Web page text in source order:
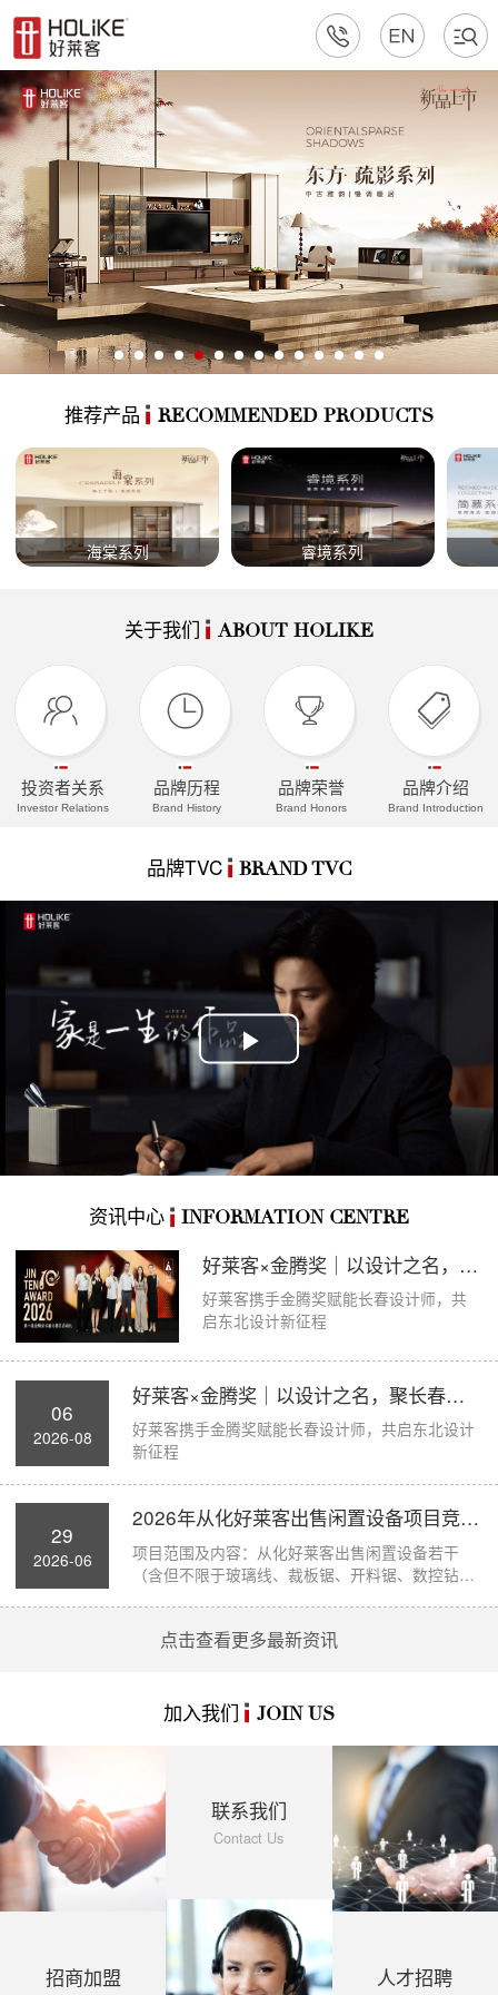
推荐产品 RECOMMENDED PRODUCTS
海棠系列 睿境系列
关于我们 ABOUT HOLIKE
投资者关系
Investor Relations
品牌历程
Brand History
品牌荣誉
Brand Honors
品牌介绍
Brand Introduction
品牌TVC BRAND TVC
Play
资讯中心 INFORMATION CENTRE
好莱客×金腾奖｜以设计之名，聚长春力量，...
好莱客携手金腾奖赋能长春设计师，共
启东北设计新征程
06
2026-08
好莱客×金腾奖｜以设计之名，聚长春力量，...
好莱客携手金腾奖赋能长春设计师，共启东北设计
新征程
29
2026-06
2026年从化好莱客出售闲置设备项目竞价公...
项目范围及内容：从化好莱客出售闲置设备若干
（含但不限于玻璃线、裁板锯、开料锯、数控钻孔
点击查看更多最新资讯
加入我们 JOIN US
招商加盟
联系我们
Contact Us
人才招聘